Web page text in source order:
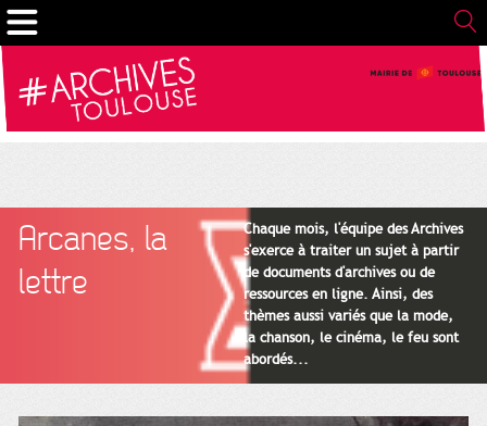
Arcanes, la
lettre
Chaque mois, l'équipe des Archives
s'exerce à traiter un sujet à partir
de documents d'archives ou de
ressources en ligne. Ainsi, des
thèmes aussi variés que la mode,
la chanson, le cinéma, le feu sont
abordés...
Gestion de vos préférences sur les cookies